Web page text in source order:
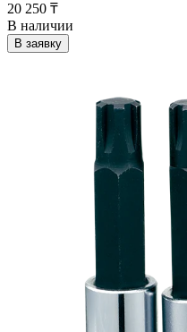
20 250 ₸
В наличии
В заявку